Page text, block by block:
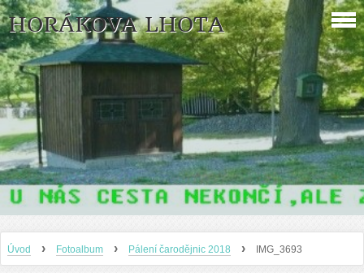
HORÁKOVA LHOTA
Úvod › Fotoalbum › Pálení čarodějnic 2018 › IMG_3693